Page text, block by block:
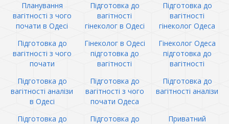
Планування
вагітності з чого
почати в Одесі
Підготовка до
вагітності
гінеколог в Одесі
Підготовка до
вагітності
гінеколог Одеса
Підготовка до
вагітності з чого
почати
Гінеколог в Одесі
підготовка до
вагітності
Гінеколог Одеса
підготовка до
вагітності
Підготовка до
вагітності аналізи
в Одесі
Підготовка до
вагітності з чого
почати Одеса
Підготовка до
вагітності аналізи
Підготовка до
Підготовка до
Приватний